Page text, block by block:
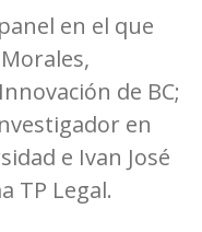
en el que
de BC;
en
e Ivan José
TP Legal.